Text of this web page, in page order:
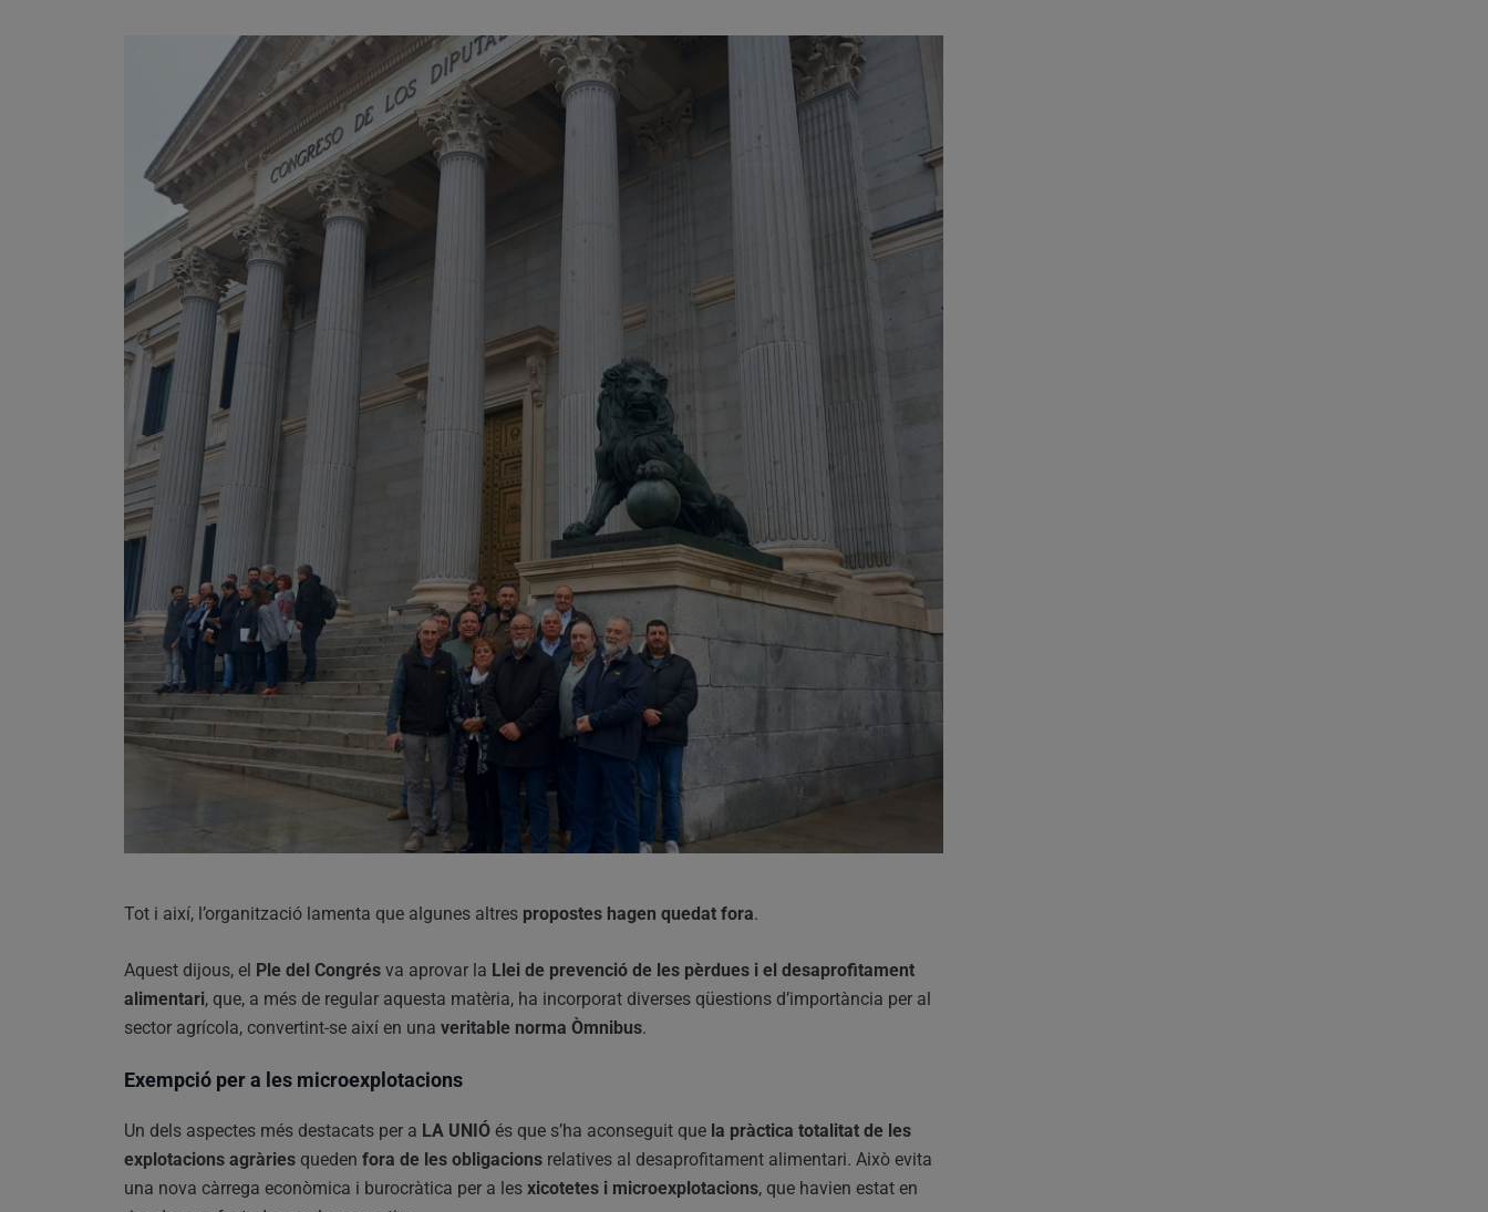
Tot i així, l’organització lamenta que algunes altres propostes hagen quedat fora.
Aquest dijous, el Ple del Congrés va aprovar la Llei de prevenció de les pèrdues i el desaprofitament
alimentari, que, a més de regular aquesta matèria, ha incorporat diverses qüestions d’importància per al
sector agrícola, convertint-se així en una veritable norma Òmnibus.
Exempció per a les microexplotacions
Un dels aspectes més destacats per a LA UNIÓ és que s’ha aconseguit que la pràctica totalitat de les
explotacions agràries queden fora de les obligacions relatives al desaprofitament alimentari. Això evita
una nova càrrega econòmica i burocràtica per a les xicotetes i microexplotacions, que havien estat en